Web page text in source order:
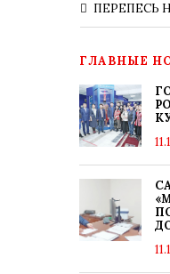
ПЕРЕПЕСЬ
ГЛАВНЫЕ